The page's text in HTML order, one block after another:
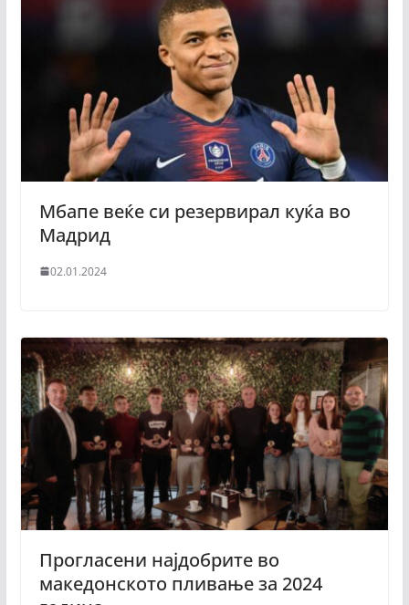
Мбапе веќе си резервирал куќа во
Мадрид
02.01.2024
Прогласени најдобрите во
македонското пливање за 2024